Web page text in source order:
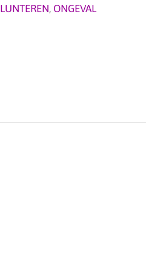
LUNTEREN, ONGEVAL